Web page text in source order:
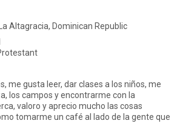
Altagracia, Dominican Republic
me gusta leer, dar clases a los niños, me
los campos y encontrarme con la
valoro y aprecio mucho las cosas
tomarme un café al lado de la gente que